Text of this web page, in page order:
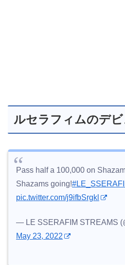
ルセラフィムのデビ
Pass half a 100,000 on
Shazams going!
pic.twitter.com/j9ifbSrgkl
— LE SSERAFIM STREAMS
May 23, 2022